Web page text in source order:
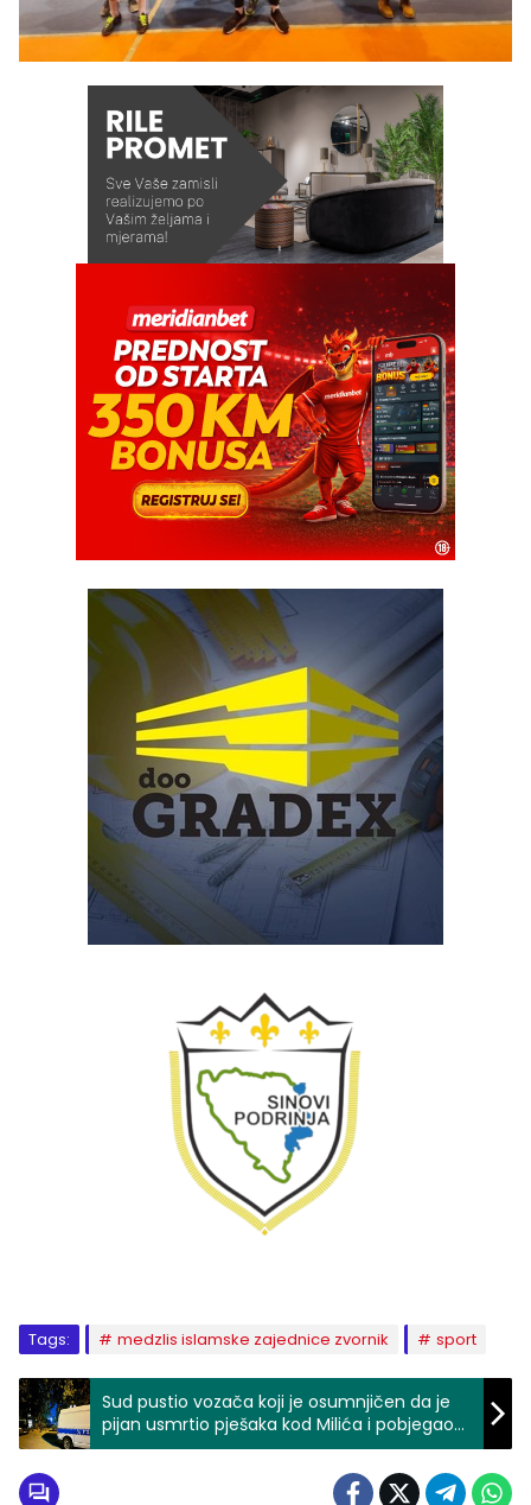
Tags: medzlis islamske zajednice zvornik sport
Sud pustio vozača koji je osumnjičen da je
pijan usmrtio pješaka kod Milića i pobjegao
sa mjesta nesreće